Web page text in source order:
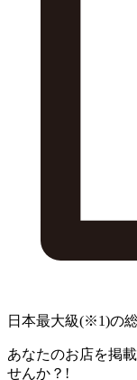
日本最大級(※1)の
あなたのお店を掲
せんか？!